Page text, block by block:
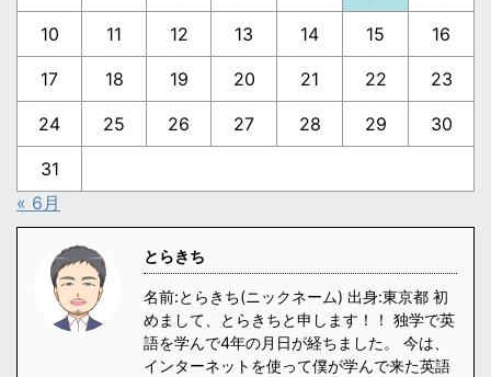
10 11 12 13 14 15 16
17 18 19 20 21 22 23
24 25 26 27 28 29 30
31
« 6月
とらきち
名前:とらきち(ニックネーム) 出身:東京都 初
めまして、とらきちと申します！！ 独学で英
語を学んで4年の月日が経ちました。 今は、
インターネットを使って僕が学んで来た英語